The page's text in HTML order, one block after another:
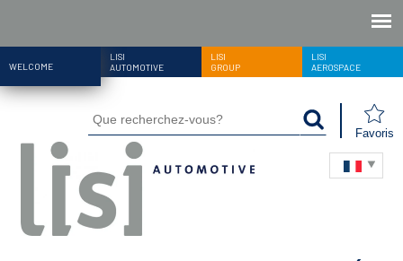
WELCOME
LISI
AUTOMOTIVE
LISI
GROUP
LISI
AEROSPACE
Favoris